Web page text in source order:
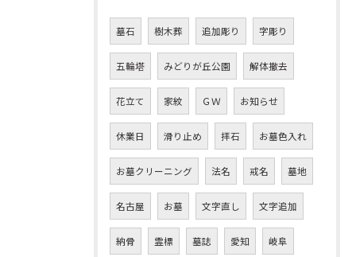
墓石 樹木葬 追加彫り 字彫り
五輪塔 みどりが丘公園 解体撤去
花立て 家紋 ＧＷ お知らせ
休業日 滑り止め 拝石 お墓色入れ
お墓クリーニング 法名 戒名 墓地
名古屋 お墓 文字直し 文字追加
納骨 霊標 墓誌 愛知 岐阜